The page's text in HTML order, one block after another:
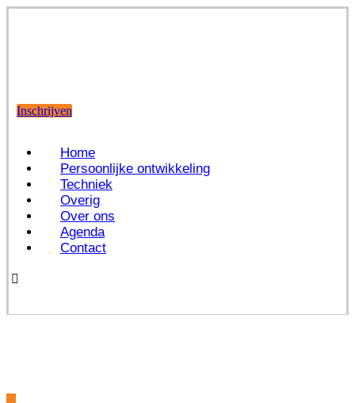
Inschrijven
Home
Persoonlijke ontwikkeling
Techniek
Overig
Over ons
Agenda
Contact